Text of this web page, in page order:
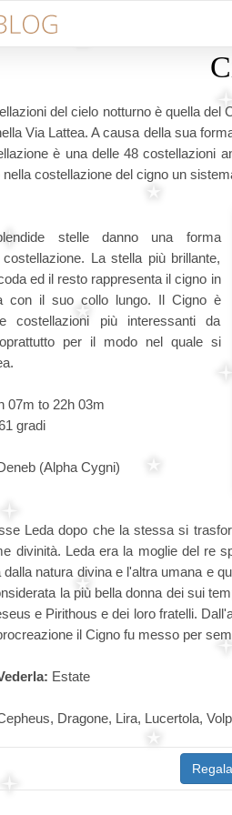
del cielo notturno è quella
Via Lattea. A causa della sua
è una delle 48 costellazioni
costellazione del cigno un
stelle danno una forma
La stella più brillante,
ed il resto rappresenta il cigno in
con il suo collo lungo. Il Cigno è
costellazioni più interessanti da
per il modo nel quale si
07m to 22h 03m
gradi
(Alpha Cygni)
Leda dopo che la stessa si
divinità. Leda era la moglie del re
natura divina e l'altra umana e
la più bella donna dei sui
e Pirithous e dei loro fratelli.
il Cigno fu messo per
Estate
Dragone, Lira, Lucertola,